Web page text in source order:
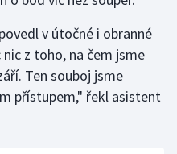
v útočné i obranné
z toho, na čem jsme
Ten souboj jsme
přístupem," řekl asistent